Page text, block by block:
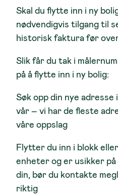
Skal du flytte inn i ny
nødvendigvis tilgang til
historisk faktura før
Slik får du tak i
på å flytte inn i ny bolig:
Søk opp din nye
vår – vi har de fleste
våre oppslag
Flytter du inn i blokk
enheter og er usikker
din, bør du kontakte
riktig